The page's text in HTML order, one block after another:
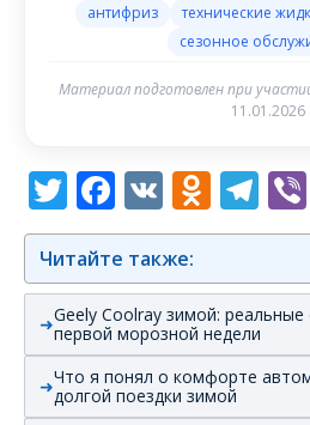
антифриз
технические
сезонное
Материал подготовлен при
11.01.2026
Twitter
Facebook
VK
Читайте также:
Geely Coolray зимой:
первой морозной недели
Что я понял о комфорте
долгой поездки зимой